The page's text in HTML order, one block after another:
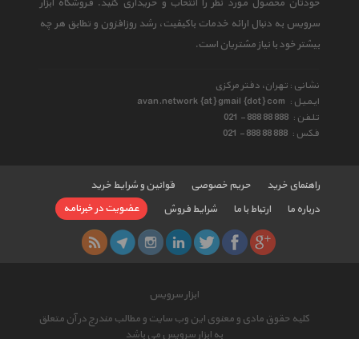
خودتان محصول مورد نظر را انتخاب و خریداری کنید. فروشگاه ابزار
سرویس به دنبال ارائه خدمات باکیفیت، رشد روزافزون و تطابق هر چه
بیشتر خود با نیاز مشتریان است.
نشانی : تهران، دفتر مرکزی
ایمیل : avan.network {at} gmail {dot} com
تلفن : 021 - 888 88 888
فکس : 021 - 888 88 888
راهنمای خرید حریم خصوصی
قوانین و شرایط خرید
درباره ما
ارتباط با ما شرایط فروش عضویت در خبرنامه
ابزار سرویس
کلیه حقوق مادی و معنوی این وب سایت و مطالب مندرج در آن متعلق
به ابزار سرویس می باشد